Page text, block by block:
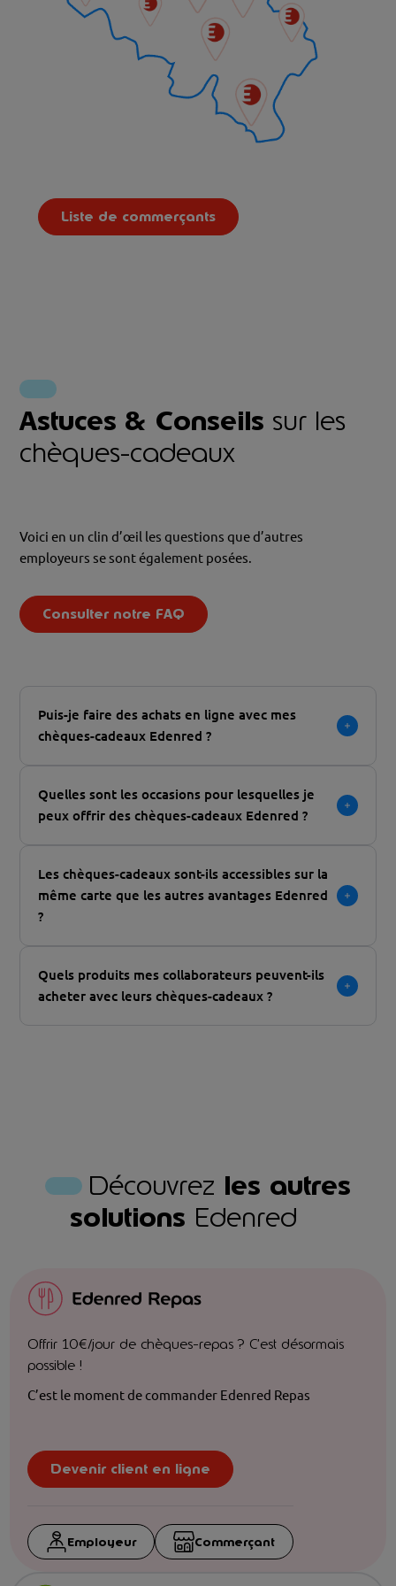
Liste de commerçants
Astuces & Conseils sur les
chèques-cadeaux
Voici en un clin d’œil les questions que d’autres
employeurs se sont également posées.
Consulter notre FAQ
Puis-je faire des achats en ligne avec mes
chèques-cadeaux Edenred ?
Quelles sont les occasions pour lesquelles je
peux offrir des chèques-cadeaux Edenred ?
Les chèques-cadeaux sont-ils accessibles sur la
même carte que les autres avantages Edenred
?
Quels produits mes collaborateurs peuvent-ils
acheter avec leurs chèques-cadeaux ?
Découvrez les autres
solutions Edenred
Offrir 10€/jour de chèques-repas ? C’est désormais
possible !
C’est le moment de commander Edenred Repas
Devenir client en ligne
Employeur Commerçant